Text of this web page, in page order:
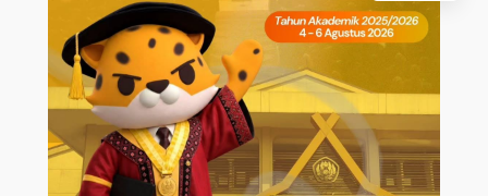
| BERITA KEGIATAN AKADEMIK , LAYANAN
PENGUMUMAN , PERPUSTAKAAN , SDG 16
SDG 17 , SDG 4 , SDG 9 , SDGS